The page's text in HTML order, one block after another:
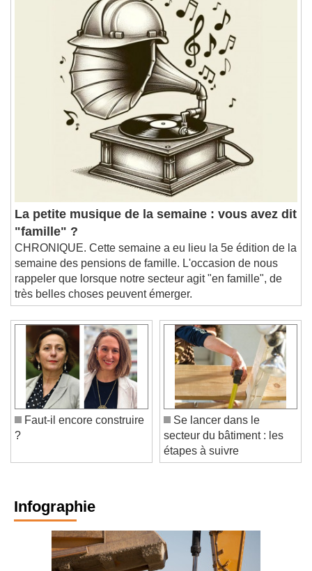
La petite musique de la semaine : vous avez dit
"famille" ?
CHRONIQUE. Cette semaine a eu lieu la 5e édition de la
semaine des pensions de famille. L'occasion de nous
rappeler que lorsque notre secteur agit "en famille", de
très belles choses peuvent émerger.
Faut-il encore construire
?
Se lancer dans le
secteur du bâtiment : les
étapes à suivre
Infographie